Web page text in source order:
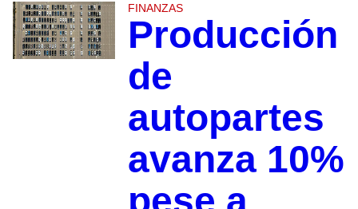
FINANZAS
Producción
de
autopartes
avanza 10%
pese a